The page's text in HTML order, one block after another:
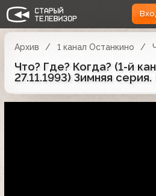
Архив 1 канал Останкино
Что? Где? Когда? (1-й
27.11.1993) Зимняя